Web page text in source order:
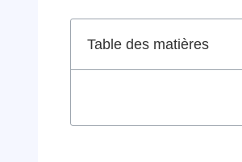
Table des matières